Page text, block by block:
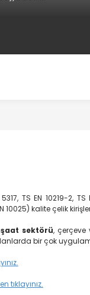
TS EN 10219-2,
kalite çelik
sektörü, çerçeve
bir çok
tıklayınız.